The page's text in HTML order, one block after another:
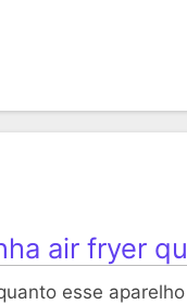
air fryer
esse